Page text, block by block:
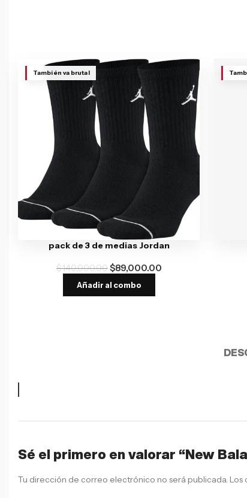
También va brutal
pack de 3 de medias Jordan
$140,000.00$89,000.00
Añadir al combo
Sé el primero en valorar “New
Tu dirección de correo electrónico no será publicada. Los